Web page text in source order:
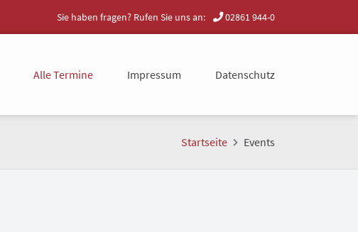
Sie haben fragen? Rufen Sie uns an: 02861 944-0
Alle Termine Impressum Datenschutz
Startseite Events